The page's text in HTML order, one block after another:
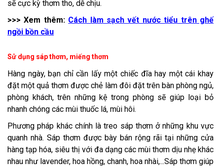
sẽ cực kỳ thơm tho, dễ chịu.
>>> ​Xem thêm: Cách làm sạch vết nước tiểu trên ghế
ngồi bồn cầu
Sử dụng sáp thơm, miếng thơm
Hàng ngày, bạn chỉ cần lấy một chiếc đĩa hay một cái khay
đặt một quả thơm được chẻ làm đôi đặt trên bàn phòng ngủ,
phòng khách, trên những kệ trong phòng sẽ giúp loại bỏ
nhanh chóng các mùi thuốc lá, mùi hôi.
Phương pháp khác chính là treo sáp thơm ở những khu vực
quanh nhà. Sáp thơm được bày bán rộng rãi tại những cửa
hàng tạp hóa, siêu thị với đa dạng các mùi thơm dịu nhẹ khác
nhau như lavender, hoa hồng, chanh, hoa nhài,...Sáp thơm giúp